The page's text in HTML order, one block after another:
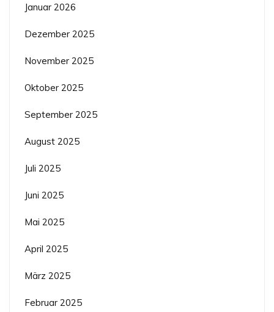
Januar 2026
Dezember 2025
November 2025
Oktober 2025
September 2025
August 2025
Juli 2025
Juni 2025
Mai 2025
April 2025
März 2025
Februar 2025